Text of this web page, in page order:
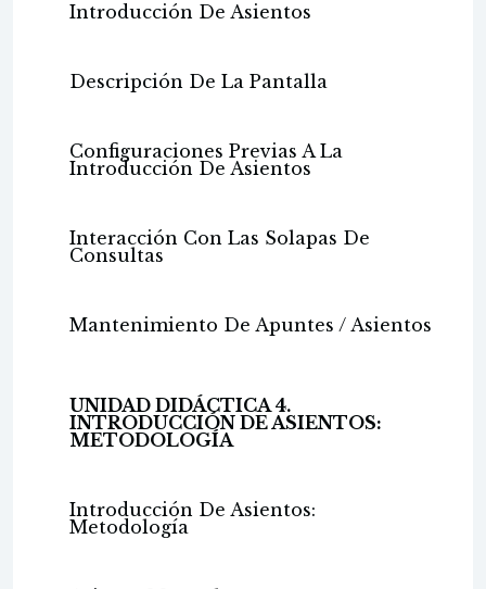
Introducción De Asientos
Descripción De La Pantalla
Configuraciones Previas A La
Introducción De Asientos
Interacción Con Las Solapas De
Consultas
Mantenimiento De Apuntes / Asientos
UNIDAD DIDÁCTICA 4.
INTRODUCCIÓN DE ASIENTOS:
METODOLOGÍA
Introducción De Asientos:
Metodología